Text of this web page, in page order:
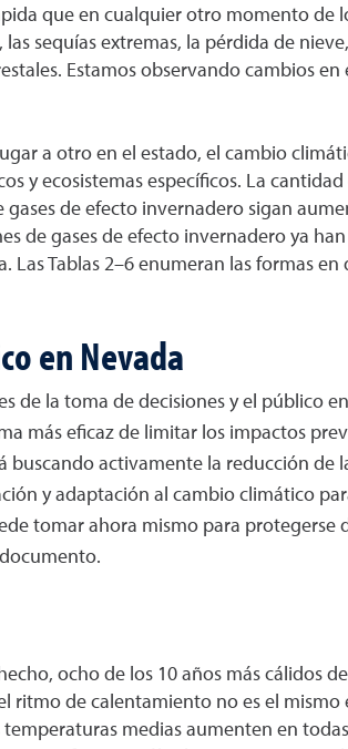
que en cualquier otro momento de
sequías extremas, la pérdida de
Estamos observando cambios en
a otro en el estado, el cambio
y ecosistemas específicos. La
de efecto invernadero sigan
de gases de efecto invernadero ya
Tablas 2–6 enumeran las formas
en Nevada
la toma de decisiones y el público
más eficaz de limitar los impactos
activamente la reducción de
y adaptación al cambio climático
tomar ahora mismo para
ocho de los 10 años más cálidos
de calentamiento no es el mismo
medias aumenten en